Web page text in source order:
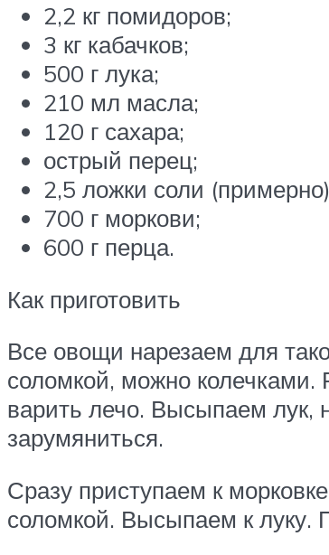
2,2 кг помидоров;
3 кг кабачков;
500 г лука;
210 мл масла;
120 г сахара;
острый перец;
2,5 ложки соли
700 г моркови;
600 г перца.
Как приготовить
Все овощи нарезаем для
соломкой, можно колечками.
варить лечо. Высыпаем лук,
зарумяниться.
Сразу приступаем к
соломкой. Высыпаем к луку.